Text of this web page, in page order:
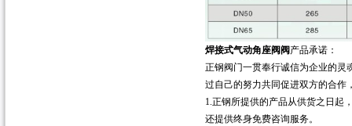
焊接式气动角座阀 阀 产品承诺：
正钢阀门一贯奉行诚信为企业的灵
过自己的努力共同促进双方的合作
1.正钢所提供的产品从供货之日起
还提供终身免费咨询服务。